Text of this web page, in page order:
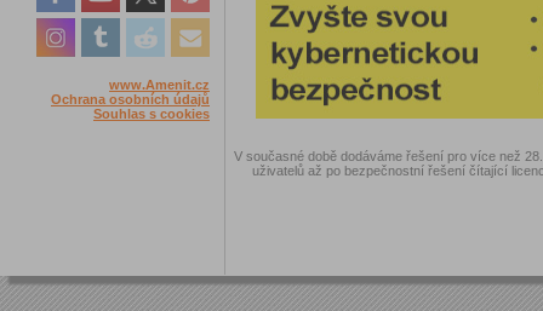
www.Amenit.cz
Ochrana osobních údajů
Souhlas s cookies
V současné době dodáváme řešení pro více než
uživatelů až po bezpečnostní řešení čítající